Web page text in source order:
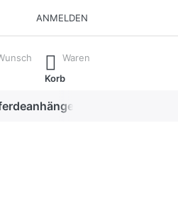
ANMELDEN
Sie die Eingabetaste, um alle
Waren
Korb